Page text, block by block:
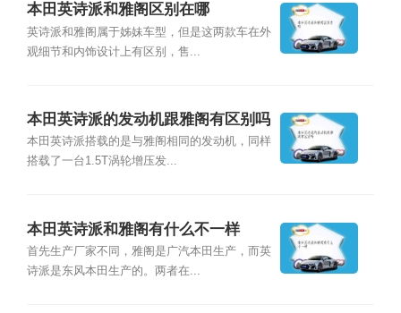
本田英诗派和雅阁区别在哪
英诗派和雅阁属于姊妹车型，但是这两款车在外
观细节和内饰设计上有区别，售...
本田英诗派的发动机跟雅阁有区别吗
本田英诗派搭载的是与雅阁相同的发动机，同样
搭载了一台1.5T涡轮增压发...
本田英诗派和雅阁有什么不一样
首先生产厂家不同，雅阁是广汽本田生产，而英
诗派是东风本田生产的。两者在...